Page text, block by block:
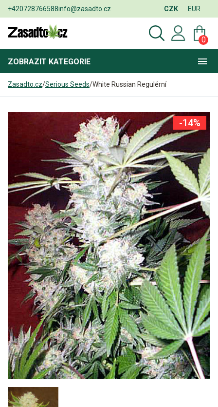
+420728766588info@zasadto.cz CZK EUR
0
ZOBRAZIT KATEGORIE
Zasadto.cz/Serious Seeds/White Russian Regulérní
-14%